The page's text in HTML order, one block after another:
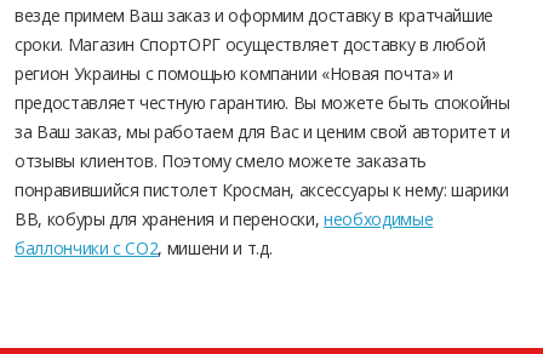
везде примем Ваш заказ и оформим доставку в кратчайшие
сроки. Магазин СпортОРГ осуществляет доставку в любой
регион Украины с помощью компании «Новая почта» и
предоставляет честную гарантию. Вы можете быть спокойны
за Ваш заказ, мы работаем для Вас и ценим свой авторитет и
отзывы клиентов. Поэтому смело можете заказать
понравившийся пистолет Кросман, аксессуары к нему: шарики
ВВ, кобуры для хранения и переноски,необходимые
баллончики с СО2, мишени и т.д.